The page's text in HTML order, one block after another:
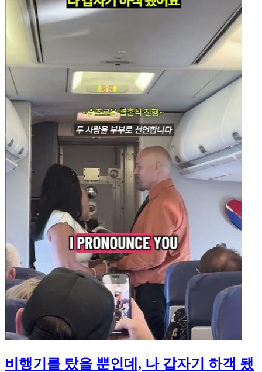
비행기를 탔을 뿐인데, 나 갑자기 하객 됐